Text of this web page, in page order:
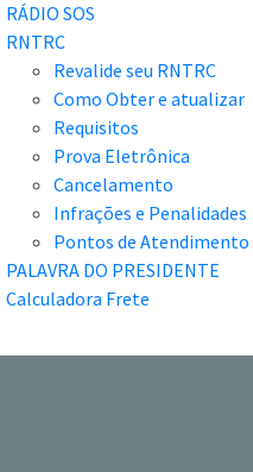
RÁDIO SOS
RNTRC
Revalide seu RNTRC
Como Obter e atualizar
Requisitos
Prova Eletrônica
Cancelamento
Infrações e Penalidades
Pontos de Atendimento
PALAVRA DO PRESIDENTE
Calculadora Frete